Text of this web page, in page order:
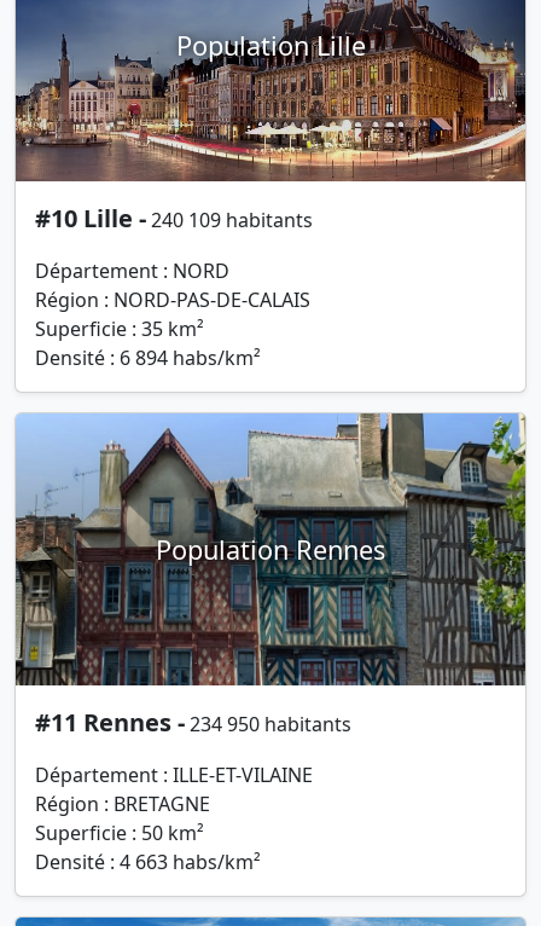
Population Lille
#10 Lille -240 109 habitants
Département : NORD
Région : NORD-PAS-DE-CALAIS
Superficie : 35 km²
Densité : 6 894 habs/km²
Population Rennes
#11 Rennes -234 950 habitants
Département : ILLE-ET-VILAINE
Région : BRETAGNE
Superficie : 50 km²
Densité : 4 663 habs/km²